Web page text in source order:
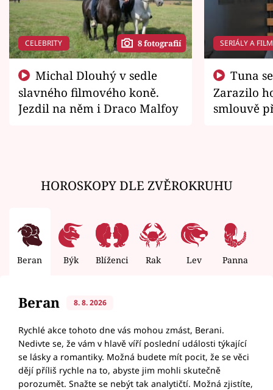
CELEBRITY 8 fotografií
slavného filmového koně.
Jezdil na něm i Draco Malfoy
SERIÁLY A
Zarazilo
smlouvě
HOROSKOPY DLE ZVĚROKRUHU
Beran Býk Blíženci Rak Lev Panna
Beran 8. 8. 2026
Rychlé akce tohoto dne vás mohou zmást, Berani.
Nedivte se, že vám v hlavě víří poslední události týkající
se lásky a romantiky. Možná budete mít pocit, že se věci
dějí příliš rychle na to, abyste jim mohli skutečně
porozumět. Snažte se nebýt tak analytičtí. Možná zjistíte,